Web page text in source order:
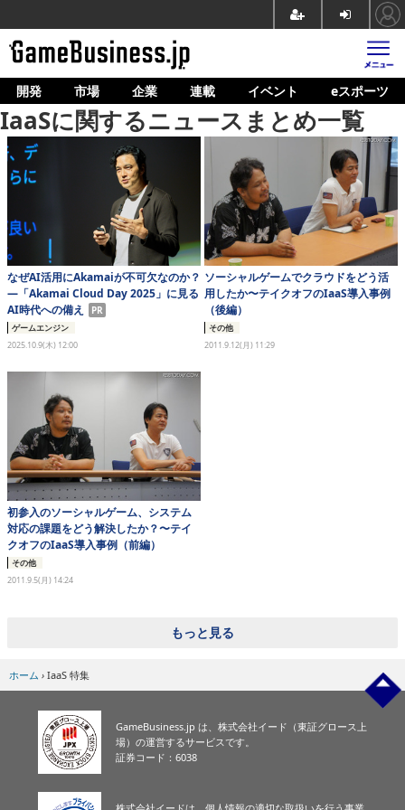
ホーム
ゲーム開発
市場
企業動向
人材育成
産業政策
連載
eスポーツ
開発 市場 企業 連載 イベント eスポーツ
IaaSに関するニュースまとめ一覧
なぜAI活用にAkamaiが不可欠なのか？
―「Akamai Cloud Day 2025」に見る
AI時代への備え
PR
ゲームエンジン
2025.10.9(木) 12:00
ソーシャルゲームでクラウドをどう活
用したか〜テイクオフのIaaS導入事例
（後編）
その他
2011.9.12(月) 11:29
初参入のソーシャルゲーム、システム
対応の課題をどう解決したか？〜テイ
クオフのIaaS導入事例（前編）
その他
2011.9.5(月) 14:24
もっと見る
ホーム › IaaS 特集
GameBusiness.jp は、株式会社イード（東証グロース上
場）の運営するサービスです。
証券コード：6038